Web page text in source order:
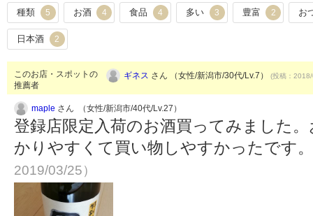
種類 5 お酒 4 食品 4 多い 3 豊富 2 お
日本酒 2
このお店・スポットの
推薦者
ギネス さん （女性/新潟市/30代/Lv.7） (投稿：
maple さん （女性/新潟市/40代/Lv.27）
登録店限定入荷のお酒買ってみました
かりやすくて買い物しやすかったです
2019/03/25）